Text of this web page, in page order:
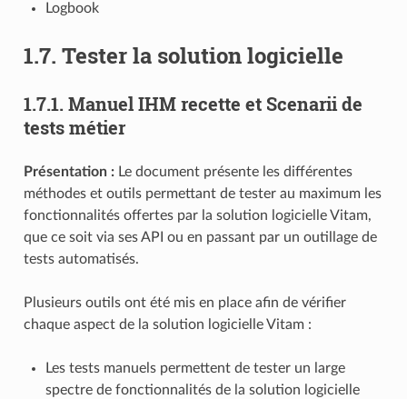
Logbook
1.7. Tester la solution logicielle
1.7.1. Manuel IHM recette et Scenarii de
tests métier
Présentation :Le document présente les différentes
méthodes et outils permettant de tester au maximum les
fonctionnalités offertes par la solution logicielle Vitam,
que ce soit via ses API ou en passant par un outillage de
tests automatisés.
Plusieurs outils ont été mis en place afin de vérifier
chaque aspect de la solution logicielle Vitam :
Les tests manuels permettent de tester un large
spectre de fonctionnalités de la solution logicielle